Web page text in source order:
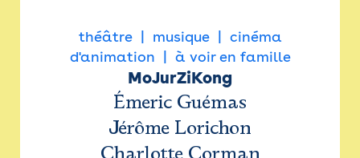
théâtre musique
cinéma
d'animation
à voir en famille
MoJurZiKong
Émeric Guémas
Jérôme Lorichon